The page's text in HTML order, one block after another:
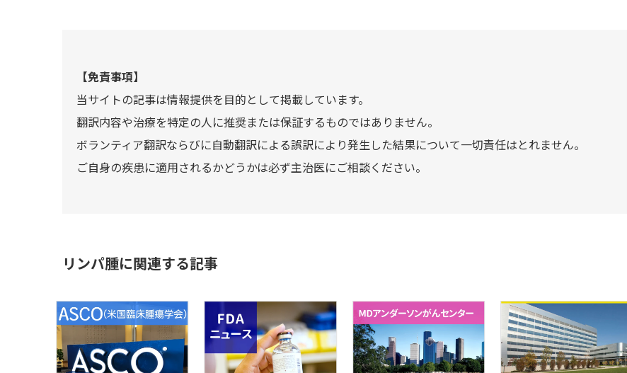
【免責事項】
当サイトの記事は情報提供を目的として掲載しています。
翻訳内容や治療を特定の人に推奨または保証するものではありません。
ボランティア翻訳ならびに自動翻訳による誤訳により発生した結果について一切責任はとれません。
ご自身の疾患に適用されるかどうかは必ず主治医にご相談ください。
リンパ腫に関連する記事